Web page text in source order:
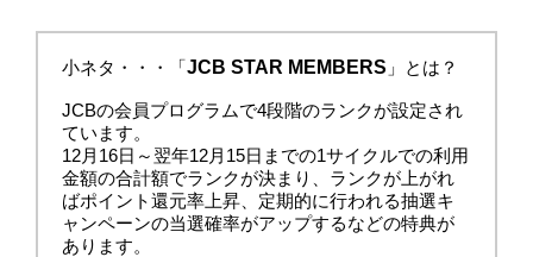
小ネタ・・・「JCB STAR MEMBERS 」とは？
JCBの会員プログラムで4段階のランクが設定され
ています。
12月16日～翌年12月15日までの1サイクルでの利用
金額の合計額でランクが決まり、ランクが上がれ
ばポイント還元率上昇、定期的に行われる抽選キ
ャンペーンの当選確率がアップするなどの特典が
あります。